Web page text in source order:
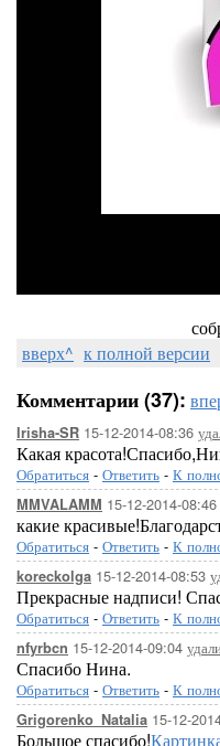
вверх^ к полной версии
Комментарии (37):
Irisha-SR 15-12-2014-08:36
Какая
Обратиться - Ответить - К
MMVALAMM 15-12-2014-08:46
какие
Обратиться - Ответить - К
koreckolga 15-12-2014-08:53
Прекрасные надписи!
Обратиться - Ответить - К
nfyrbcn 15-12-2014-09:04
Спасибо Нина.
Обратиться - Ответить - К
Grigorenko_Natalia 15-12-
Большое спасибо!